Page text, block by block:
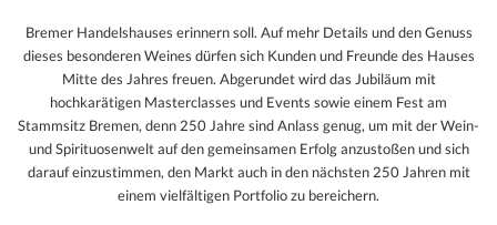
Bremer Handelshauses erinnern soll. Auf mehr Details und den Genuss
dieses besonderen Weines dürfen sich Kunden und Freunde des Hauses
Mitte des Jahres freuen. Abgerundet wird das Jubiläum mit
hochkarätigen Masterclasses und Events sowie einem Fest am
Stammsitz Bremen, denn 250 Jahre sind Anlass genug, um mit der Wein-
und Spirituosenwelt auf den gemeinsamen Erfolg anzustoßen und sich
darauf einzustimmen, den Markt auch in den nächsten 250 Jahren mit
einem vielfältigen Portfolio zu bereichern.